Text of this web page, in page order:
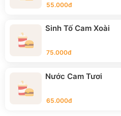
55.000đ
Sinh Tố Cam Xoài
75.000đ
Nước Cam Tươi
65.000đ